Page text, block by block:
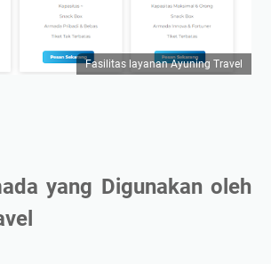
Fasilitas layanan Ayuning Travel
yang Digunakan oleh